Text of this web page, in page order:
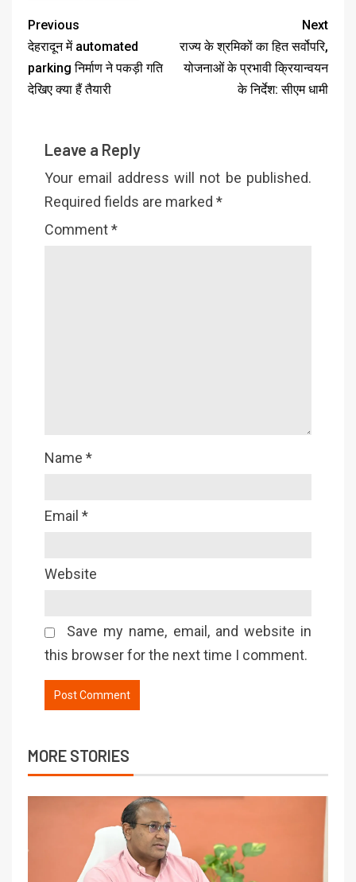
Previous
देहरादून में automated
parking निर्माण ने पकड़ी गति
देखिए क्या हैं तैयारी
Next
राज्य के श्रमिकों का हित सर्वोपरि,
योजनाओं के प्रभावी क्रियान्वयन
के निर्देश: सीएम धामी
Leave a Reply
Your email address will not be published.
Required fields are marked *
Comment*
Name *
Email *
Website
Save my name, email, and website in
this browser for the next time I comment.
MORE STORIES